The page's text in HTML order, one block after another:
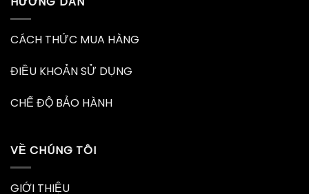
CÁCH THỨC MUA HÀNG
ĐIỀU KHOẢN SỬ DỤNG
CHẾ ĐỘ BẢO HÀNH
VỀ CHÚNG TÔI
GIỚI THIỆU